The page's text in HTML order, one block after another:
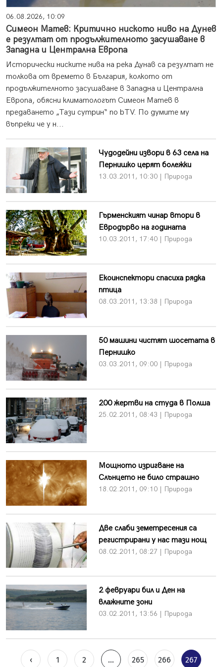
06.08.2026, 10:09
Симеон Матев: Критично ниското ниво на Дунев
е резултат от продължителното засушаване в
Западна и Централна Европа
Исторически ниските нива на река Дунав са резултат не
толкова от времето в България, колкото от
продължителното засушаване в Западна и Централна
Европа, обясни климатологът Симеон Матев в
предаването „Тази сутрин“ по bTV. По думите му
въпреки че у н...
Чудодейни извори в 63 села на
Пернишко церят болежки
13.03.2011, 10:30 | Природа
Гърменският чинар втори в
Евродърво на годината
10.03.2011, 17:40 | Природа
Екоинспектори спасиха рядка
птица
08.03.2011, 13:38 | Природа
50 машини чистят шосетата в
Пернишко
03.03.2011, 09:00 | Природа
200 жертви на студа в Полша
25.02.2011, 08:43 | Природа
Мощното изригване на
Слънцето не било страшно
18.02.2011, 09:10 | Природа
Две слаби земетресения са
регистрирани у нас тази нощ
08.02.2011, 08:27 | Природа
2 февруари бил и Ден на
влажните зони
03.02.2011, 13:56 | Природа
‹ 1 2 ... 265 266 267